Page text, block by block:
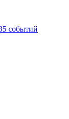
событий